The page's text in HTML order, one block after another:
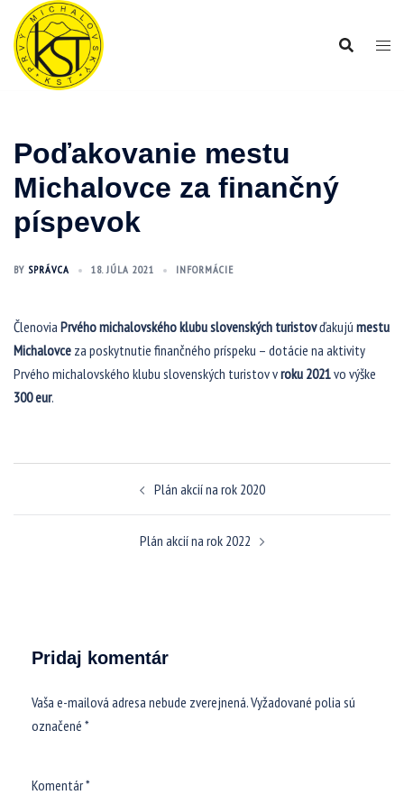
Preskočiť
obsah
Poďakovanie mestu
Michalovce za finančný
píspevok
BY SPRÁVCA 18. JÚLA 2021 INFORMÁCIE
Členovia Prvého michalovského klubu slovenských turistovďakujú mestu
Michalovce za poskytnutie finančného príspeku – dotácie na aktivity
Prvého michalovského klubu slovenských turistov vroku 2021vo výške
300 eur.
Plán akcií na rok 2020
Plán akcií na rok 2022
Pridaj komentár
Vaša e-mailová adresa nebude zverejnená.Vyžadované polia sú
označené *
Komentár*